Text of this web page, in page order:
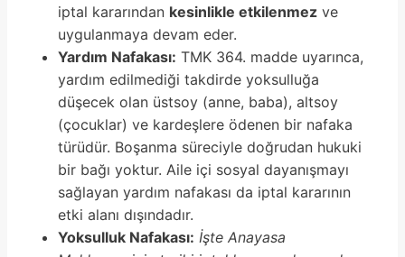
iptal kararından kesinlikle etkilenmez ve
uygulanmaya devam eder.
Yardım Nafakası: TMK 364. madde uyarınca,
yardım edilmediği takdirde yoksulluğa
düşecek olan üstsoy (anne, baba), altsoy
(çocuklar) ve kardeşlere ödenen bir nafaka
türüdür. Boşanma süreciyle doğrudan hukuki
bir bağı yoktur. Aile içi sosyal dayanışmayı
sağlayan yardım nafakası da iptal kararının
etki alanı dışındadır.
Yoksulluk Nafakası: İşte Anayasa